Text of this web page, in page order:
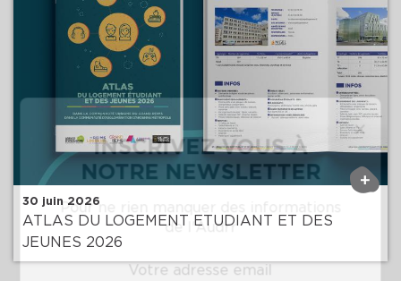
Précédent
+
30 juin 2026
ATLAS DU LOGEMENT ETUDIANT ET DES
JEUNES 2026
×
INSCRIVEZ-VOUS À
NOTRE NEWSLETTER
Pour ne rien manquer des informations
de l'Audrr
Votre adresse email